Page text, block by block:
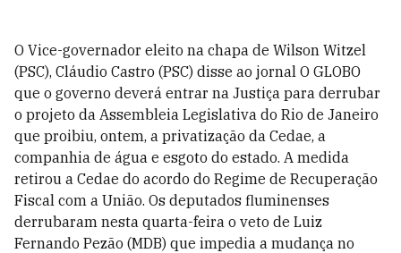
O Vice-governador eleito na chapa de Wilson Witzel
(PSC), Cláudio Castro (PSC) disse ao jornal O GLOBO
que o governo deverá entrar na Justiça para derrubar
o projeto da Assembleia Legislativa do Rio de Janeiro
que proibiu, ontem, a privatização da Cedae, a
companhia de água e esgoto do estado. A medida
retirou a Cedae do acordo do Regime de Recuperação
Fiscal com a União. Os deputados fluminenses
derrubaram nesta quarta-feira o veto de Luiz
Fernando Pezão (MDB) que impedia a mudança no